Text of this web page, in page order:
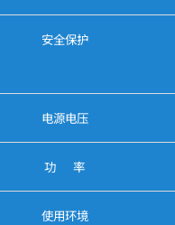
安全保护
电源电压
功 率
使用环境